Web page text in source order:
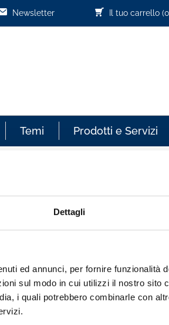
Dettagli
ed annunci, per fornire funzionalità
sul modo in cui utilizzi il nostro sito
i quali potrebbero combinarle con
Il tuo carrello
Newsletter
Temi Prodotti e Servizi
sullo
Cliente già
Password: